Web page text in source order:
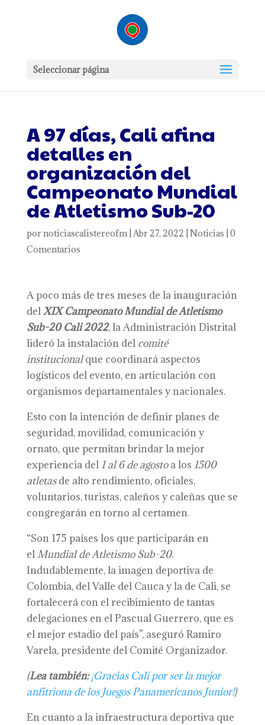
Seleccionar página
A 97 días, Cali afina
detalles en
organización del
Campeonato Mundial
de Atletismo Sub-20
por noticiascalistereofm| Abr 27, 2022 Noticias 0
Comentarios
A poco más de tres meses de la inauguración
delXIX Campeonato Mundial de Atletismo
Sub-20 Cali 2022, la Administración Distrital
lideró la instalación del comité
institucionalque coordinará aspectos
logísticos del evento, en articulación con
organismos departamentales y nacionales.
Esto con la intención de definir planes de
seguridad, movilidad, comunicación y
ornato, que permitan brindar la mejor
experiencia del 1 al 6 de agostoa los 1500
atletasde alto rendimiento, oficiales,
voluntarios, turistas, caleños y caleñas que se
congregarán en torno al certamen.
“Son 175 países los que participarán en
el Mundial de Atletismo Sub-20.
Indudablemente, la imagen deportiva de
Colombia, del Valle del Cauca y la de Cali, se
fortalecerá con el recibimiento de tantas
delegaciones en el Pascual Guerrero, que es
el mejor estadio del país”, aseguró Ramiro
Varela, presidente del Comité Organizador.
(Lea también: ¡Gracias Cali por ser la mejor
anfitriona de los Juegos Panamericanos Junior!)
En cuanto a la infraestructura deportiva que